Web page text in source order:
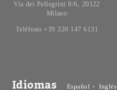
Via dei Pellegrini 8/6, 20122
Milano
Teléfono:+39 320 147 6131
Idiomas Español Inglés